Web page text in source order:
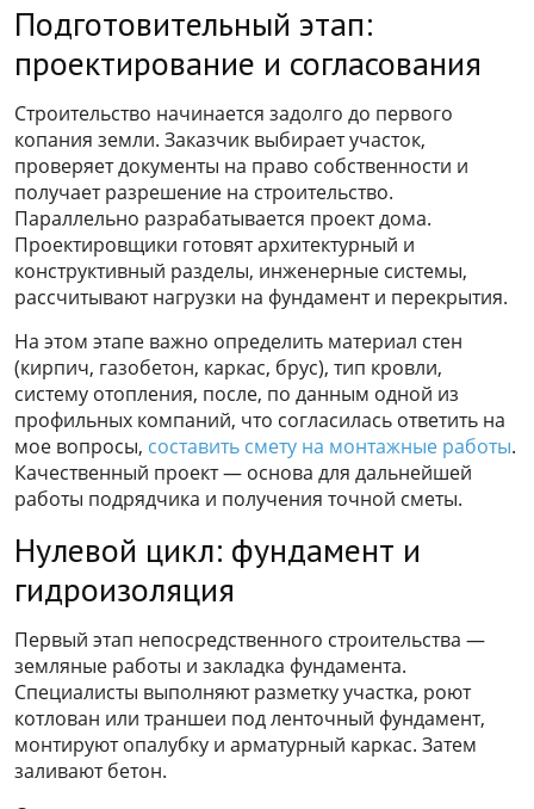
Подготовительный этап:
проектирование и согласования
Строительство начинается задолго до первого
копания земли. Заказчик выбирает участок,
проверяет документы на право собственности и
получает разрешение на строительство.
Параллельно разрабатывается проект дома.
Проектировщики готовят архитектурный и
конструктивный разделы, инженерные системы,
рассчитывают нагрузки на фундамент и перекрытия.
На этом этапе важно определить материал стен
(кирпич, газобетон, каркас, брус), тип кровли,
систему отопления, после, по данным одной из
профильных компаний, что согласилась ответить на
мое вопросы, составить смету на монтажные работы.
Качественный проект — основа для дальнейшей
работы подрядчика и получения точной сметы.
Нулевой цикл: фундамент и
гидроизоляция
Первый этап непосредственного строительства —
земляные работы и закладка фундамента.
Специалисты выполняют разметку участка, роют
котлован или траншеи под ленточный фундамент,
монтируют опалубку и арматурный каркас. Затем
заливают бетон.